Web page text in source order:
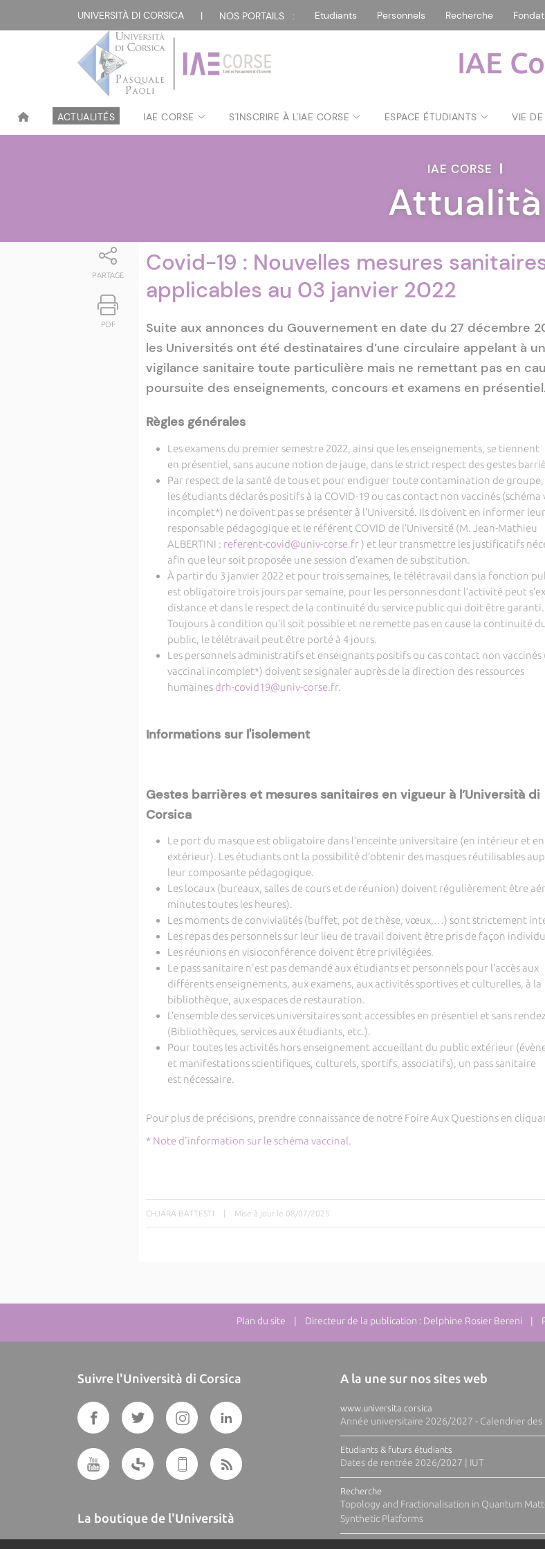
UNIVERSITÀ DI CORSICA | NOS PORTAILS : Etudiants Personnels Recherche
IAE
ACTUALITÉS IAE CORSE S'INSCRIRE À L'IAE CORSE ESPACE ÉTUDIANTS VIE
IAE CORSE |
Attualità
PARTAGE
PDF
Covid-19 : Nouvelles mesures
applicables au 03 janvier 2022
Suite aux annonces du Gouvernement en date du 27 décembre
les Universités ont été destinataires d’une circulaire appelant à
vigilance sanitaire toute particulière mais ne remettant pas en
poursuite des enseignements, concours et examens en présentiel.
Règles générales
Les examens du premier semestre 2022, ainsi que les enseignements, se tiennent
en présentiel, sans aucune notion de jauge, dans le strict respect des gestes
Par respect de la santé de tous et pour endiguer toute contamination de groupe,
les étudiants déclarés positifs à la COVID-19 ou cas contact non vaccinés (schéma
incomplet*) ne doivent pas se présenter à l’Université. Ils doivent en informer leur
responsable pédagogique et le référent COVID de l’Université (M. Jean-Mathieu
ALBERTINI : referent-covid@univ-corse.fr) et leur transmettre les justificatifs
afin que leur soit proposée une session d’examen de substitution.
À partir du 3 janvier 2022 et pour trois semaines, le télétravail dans la fonction
est obligatoire trois jours par semaine, pour les personnes dont l’activité peut
distance et dans le respect de la continuité du service public qui doit être garanti.
Toujours à condition qu’il soit possible et ne remette pas en cause la continuité
public, le télétravail peut être porté à 4 jours.
Les personnels administratifs et enseignants positifs ou cas contact non vaccinés
vaccinal incomplet*) doivent se signaler auprès de la direction des ressources
humaines drh-covid19@univ-corse.fr.
Informations sur l'isolement
Gestes barrières et mesures sanitaires en vigueur à l’Università di
Corsica
Le port du masque est obligatoire dans l’enceinte universitaire (en intérieur et en
extérieur). Les étudiants ont la possibilité d’obtenir des masques réutilisables
leur composante pédagogique.
Les locaux (bureaux, salles de cours et de réunion) doivent régulièrement être
minutes toutes les heures).
Les moments de convivialités (buffet, pot de thèse, vœux,…) sont strictement
Les repas des personnels sur leur lieu de travail doivent être pris de façon
Les réunions en visioconférence doivent être privilégiées.
Le pass sanitaire n'est pas demandé aux étudiants et personnels pour l’accès aux
différents enseignements, aux examens, aux activités sportives et culturelles, à la
bibliothèque, aux espaces de restauration.
L’ensemble des services universitaires sont accessibles en présentiel et sans
(Bibliothèques, services aux étudiants, etc.).
Pour toutes les activités hors enseignement accueillant du public extérieur
et manifestations scientifiques, culturels, sportifs, associatifs), un pass sanitaire
est nécessaire.
Pour plus de précisions, prendre connaissance de notre Foire Aux Questions en
* Note d'information sur le schéma vaccinal.
CHJARA BATTESTI Mise à jour le 08/07/2025
Plan du site | Directeur de la publication : Delphine Rosier Bereni |
Suivre l'Università di Corsica
La boutique de l'Università
A la une sur nos sites web
www.universita.corsica
Année universitaire 2026/2027 - Calendrier
Etudiants & futurs étudiants
Dates de rentrée 2026/2027 | IUT
Recherche
Topology and Fractionalisation in Quantum
Synthetic Platforms